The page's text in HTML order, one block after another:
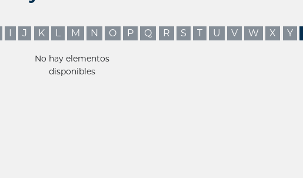
I J K L M N O P Q R S T U V W X Y
No hay elementos
disponibles